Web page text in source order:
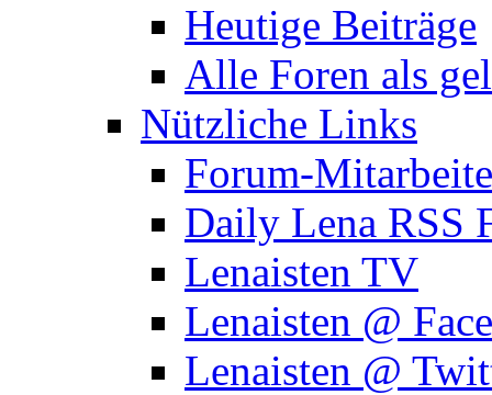
Heutige Beiträge
Alle Foren als
Nützliche Links
Forum-
Daily Lena RSS
Lenaisten TV
Lenaisten @
Lenaisten @